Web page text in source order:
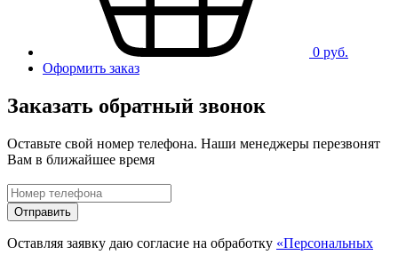
0 руб.
Оформить заказ
Заказать обратный звонок
Оставьте свой номер телефона. Наши менеджеры перезвонят
Вам в ближайшее время
Отправить
Оставляя заявку даю согласие на обработку «Персональных